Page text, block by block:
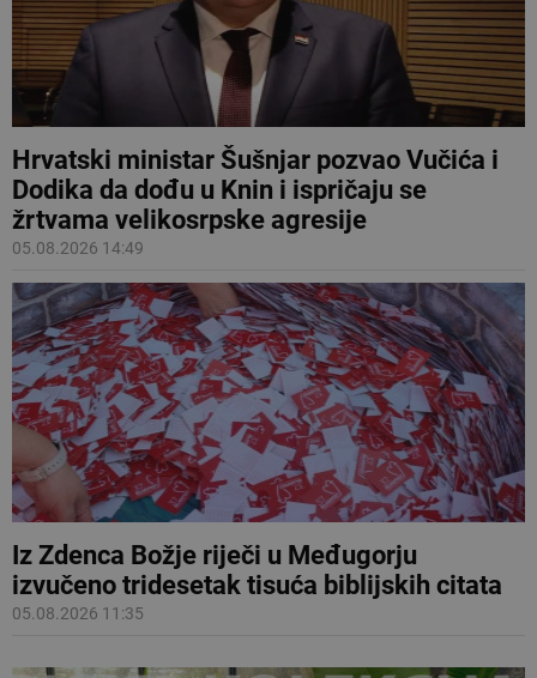
Hrvatski ministar Šušnjar pozvao Vučića i
Dodika da dođu u Knin i ispričaju se
žrtvama velikosrpske agresije
05.08.2026 14:49
Iz Zdenca Božje riječi u Međugorju
izvučeno tridesetak tisuća biblijskih citata
05.08.2026 11:35